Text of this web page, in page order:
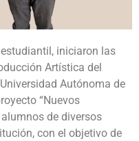
iniciaron las
Artística del
Autónoma de
“Nuevos
de diversos
con el objetivo de